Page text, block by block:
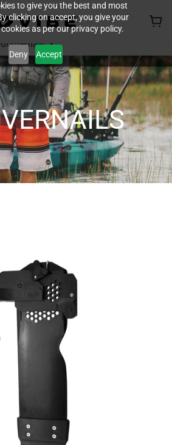
to give you the best and most
clicking on accept, you give your
as per our privacy policy.
Deny Accept
Gouvernails